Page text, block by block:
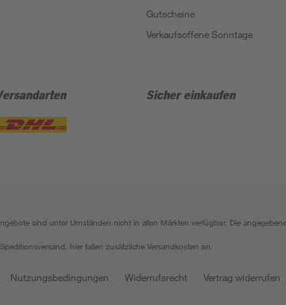
Gutscheine
Verkaufsoffene Sonntage
Sicher einkaufen
sind unter Umständen nicht in allen Märkten verfügbar. Die
hier fallen zusätzliche Versandkosten an.
Nutzungsbedingungen Widerrufsrecht Vertrag widerrufen